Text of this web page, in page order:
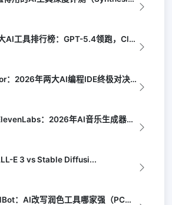
2026年Q2全球十大AI工具排行榜：GPT-5.4领跑，Claude Opus...
Windsurf vs Cursor：2026年两大AI编程IDE终极对决实测（...
Suno vs Udio vs ElevenLabs：2026年AI音乐生成器三...
E 3 vs Stable Diffusi...
Wordtune vs QuillBot：AI改写润色工具哪家强（PCMag）